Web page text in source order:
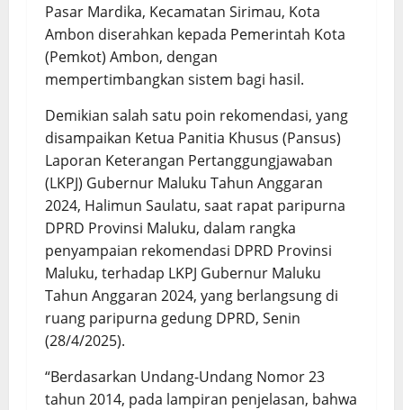
Pasar Mardika, Kecamatan Sirimau, Kota
Ambon diserahkan kepada Pemerintah Kota
(Pemkot) Ambon, dengan
mempertimbangkan sistem bagi hasil.
Demikian salah satu poin rekomendasi, yang
disampaikan Ketua Panitia Khusus (Pansus)
Laporan Keterangan Pertanggungjawaban
(LKPJ) Gubernur Maluku Tahun Anggaran
2024, Halimun Saulatu, saat rapat paripurna
DPRD Provinsi Maluku, dalam rangka
penyampaian rekomendasi DPRD Provinsi
Maluku, terhadap LKPJ Gubernur Maluku
Tahun Anggaran 2024, yang berlangsung di
ruang paripurna gedung DPRD, Senin
(28/4/2025).
“Berdasarkan Undang-Undang Nomor 23
tahun 2014, pada lampiran penjelasan, bahwa